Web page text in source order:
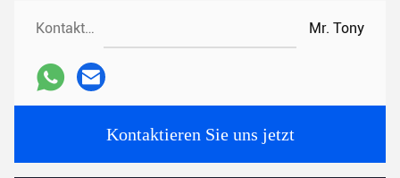
Kontaktpersonen: Mr. Tony
Kontaktieren Sie uns jetzt